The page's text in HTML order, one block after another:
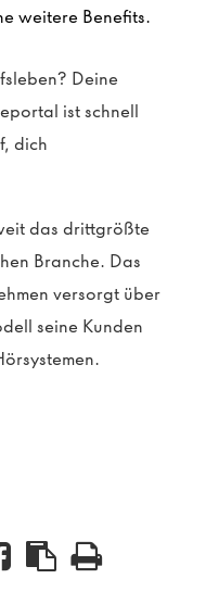
weitere Benefits.
Deine
ist schnell
dich
das drittgrößte
Branche. Das
versorgt über
seine Kunden